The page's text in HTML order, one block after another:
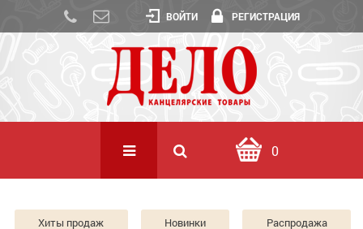
ВОЙТИ РЕГИСТРАЦИЯ
0
Хиты продаж Новинки Распродажа